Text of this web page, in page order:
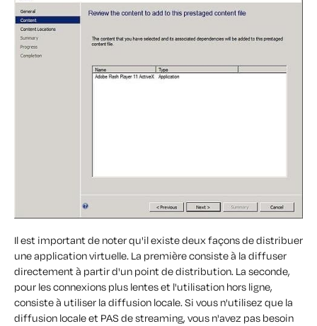
Il est important de noter qu'il existe deux façons de distribuer
une application virtuelle. La première consiste à la diffuser
directement à partir d'un point de distribution. La seconde,
pour les connexions plus lentes et l'utilisation hors ligne,
consiste à utiliser la diffusion locale. Si vous n'utilisez que la
diffusion locale et PAS de streaming, vous n'avez pas besoin